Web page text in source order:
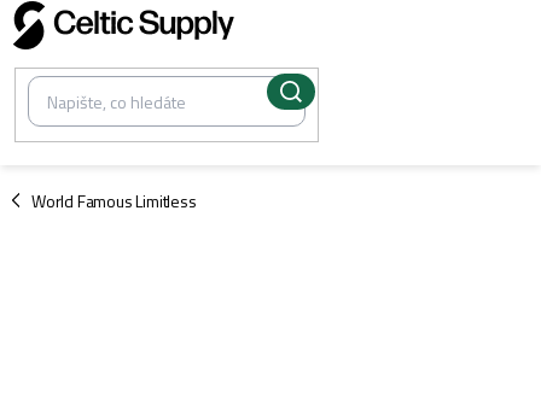
Přejít
na
obsah
World Famous Limitless
/